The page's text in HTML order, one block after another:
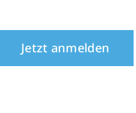
Jetzt anmelden